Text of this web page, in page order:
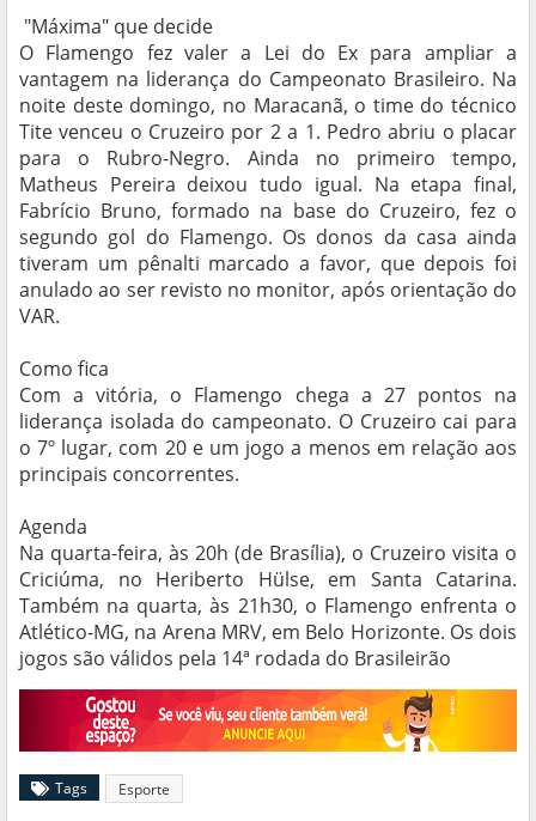
"Máxima" que decide
O Flamengo fez valer a Lei do Ex para ampliar a
vantagem na liderança do Campeonato Brasileiro. Na
noite deste domingo, no Maracanã, o time do técnico
Tite venceu o Cruzeiro por 2 a 1. Pedro abriu o placar
para o Rubro-Negro. Ainda no primeiro tempo,
Matheus Pereira deixou tudo igual. Na etapa final,
Fabrício Bruno, formado na base do Cruzeiro, fez o
segundo gol do Flamengo. Os donos da casa ainda
tiveram um pênalti marcado a favor, que depois foi
anulado ao ser revisto no monitor, após orientação do
VAR.
Como fica
Com a vitória, o Flamengo chega a 27 pontos na
liderança isolada do campeonato. O Cruzeiro cai para
o 7º lugar, com 20 e um jogo a menos em relação aos
principais concorrentes.
Agenda
Na quarta-feira, às 20h (de Brasília), o Cruzeiro visita o
Criciúma, no Heriberto Hülse, em Santa Catarina.
Também na quarta, às 21h30, o Flamengo enfrenta o
Atlético-MG, na Arena MRV, em Belo Horizonte. Os dois
jogos são válidos pela 14ª rodada do Brasileirão
Tags Esporte